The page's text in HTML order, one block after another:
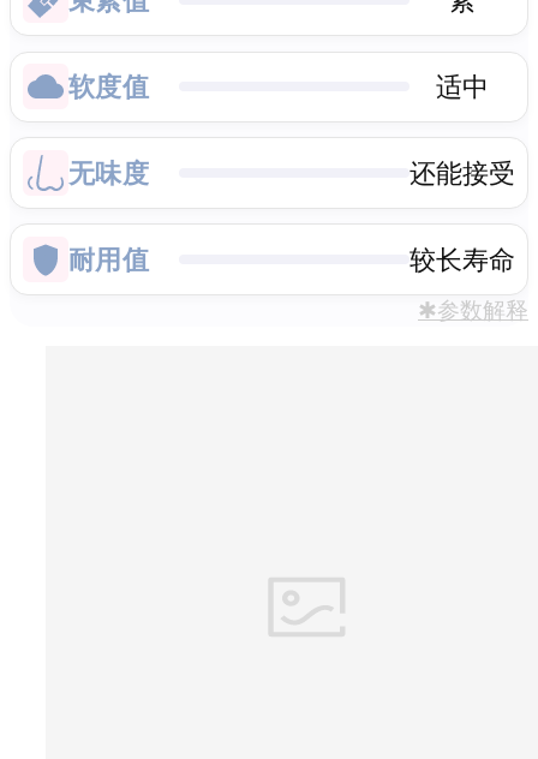
软度值 适中
无味度 还能接受
耐用值 较长寿命
✱参数解释